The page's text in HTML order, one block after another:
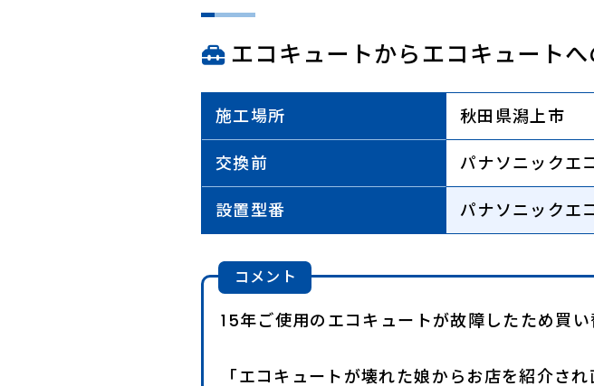
エコキュートからエコキュート
施工場所 秋田県潟上市
交換前 パナソニックエ
設置型番 パナソニックエ
コメント
15年ご使用のエコキュートが故障したため買
「エコキュートが壊れた娘からお店を紹介さ